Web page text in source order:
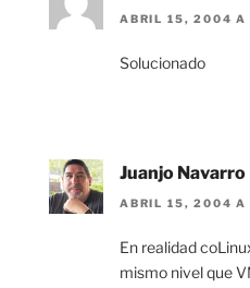
ABRIL 15, 2004 A
Solucionado
Juanjo Navarro
ABRIL 15, 2004 A
En realidad
mismo nivel que